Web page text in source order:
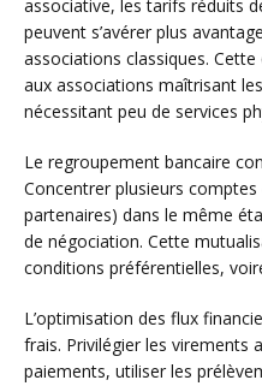
associative, les tarifs réduits
peuvent s’avérer plus
associations classiques.
aux associations maîtrisant
nécessitant peu de services
Le regroupement bancaire
Concentrer plusieurs
partenaires) dans le même
de négociation. Cette
conditions préférentielles,
L’optimisation des flux
frais. Privilégier les virements
paiements, utiliser les